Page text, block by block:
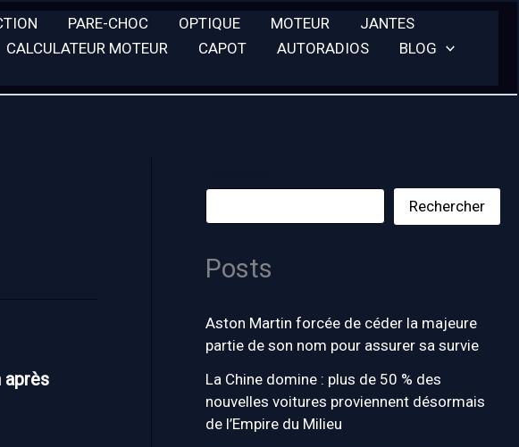
PARE-CHOC OPTIQUE MOTEUR
JANTES
CALCULATEUR MOTEUR CAPOT AUTORADIOS
BLOG
après
Rechercher
Posts
Aston Martin forcée de céder la majeure
partie de son nom pour assurer sa survie
La Chine domine : plus de 50 % des
nouvelles voitures proviennent désormais
de l’Empire du Milieu